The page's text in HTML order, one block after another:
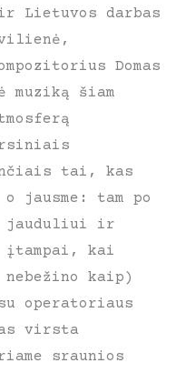
Lietuvos darbas
Domas
šiam
tai, kas
jausme: tam po
jauduliui ir
įtampai, kai
kaip)
operatoriaus
virsta
sraunios